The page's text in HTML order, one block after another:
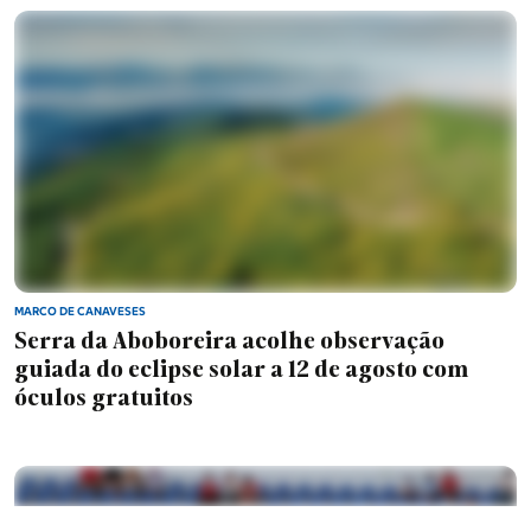
mesmo para os miúdos é muito bom".
https://averdade.com/agrival-abriu-portas-esta-
sexta-feira-e-com-novidades-para-
2025/#google_vignette
MARCO DE CANAVESES
Serra da Aboboreira acolhe observação
guiada do eclipse solar a 12 de agosto com
óculos gratuitos